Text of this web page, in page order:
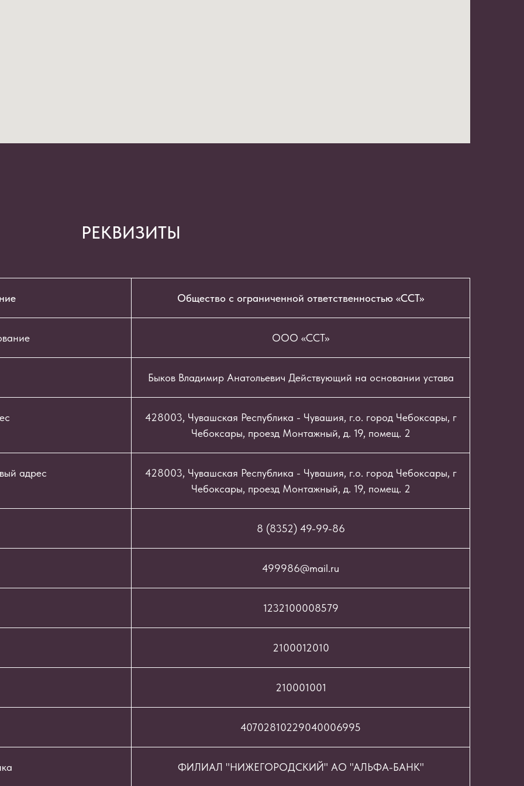
РЕКВИЗИТЫ
Общество с ограниченной ответственностью «ССТ»
ООО «ССТ»
Быков Владимир Анатольевич Действующий на основании устава
428003, Чувашская Республика - Чувашия, г.о. город Чебоксары, г
Чебоксары, проезд Монтажный, д. 19, помещ. 2
адрес
428003, Чувашская Республика - Чувашия, г.о. город Чебоксары, г
Чебоксары, проезд Монтажный, д. 19, помещ. 2
8 (8352) 49-99-86
499986@mail.ru
1232100008579
2100012010
210001001
40702810229040006995
ФИЛИАЛ "НИЖЕГОРОДСКИЙ" АО "АЛЬФА-БАНК"